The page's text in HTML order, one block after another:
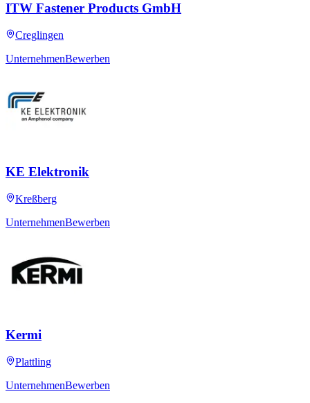
ITW Fastener Products GmbH
Creglingen
UnternehmenBewerben
KE Elektronik
Kreßberg
UnternehmenBewerben
Kermi
Plattling
UnternehmenBewerben